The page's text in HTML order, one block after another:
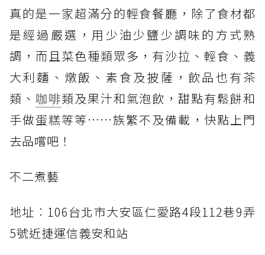
真的是一家超滿分的輕食餐廳，除了食材都
是經過嚴選，用少油少鹽少調味的方式熟
調，而且菜色種類眾多，有沙拉、輕食、義
大利麵、燉飯、素食及披薩，飲品也有茶
類、 咖啡類及果汁和氣泡飲，甜點有鬆餅和
手做蛋糕等等……族繁不及備載，快點上門
去品嚐吧！
不二煮藝
地址︰106台北市大安區仁愛路4段112巷9弄
5號近捷運信義安和站